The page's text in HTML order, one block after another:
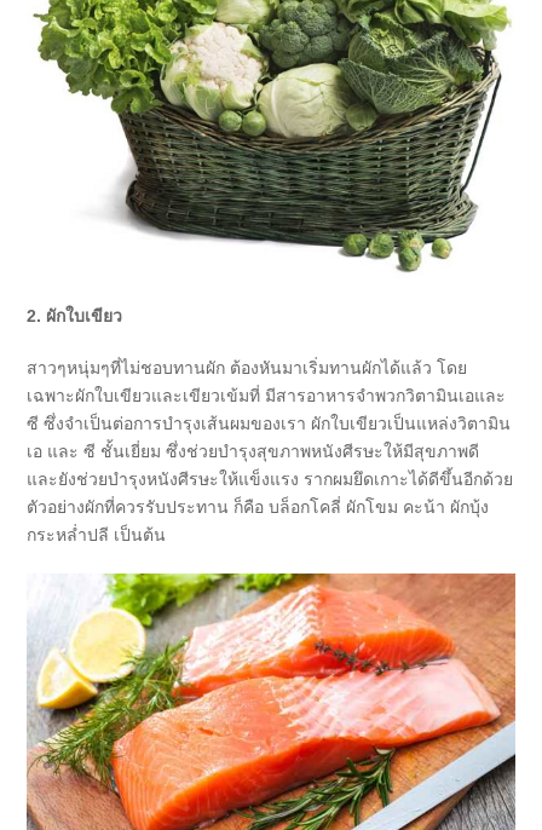
2. ผักใบเขียว
สาวๆหนุ่มๆที่ไม่ชอบทานผัก ต้องหันมาเริ่มทานผักได้แล้ว โดย
เฉพาะผักใบเขียวและเขียวเข้มที่ มีสารอาหารจำพวกวิตามินเอและ
ซี ซึ่งจำเป็นต่อการบำรุงเส้นผมของเรา ผักใบเขียวเป็นแหล่งวิตามิน
เอ และ ซี ชั้นเยี่ยม ซึ่งช่วยบำรุงสุขภาพหนังศีรษะให้มีสุขภาพดี
และยังช่วยบำรุงหนังศีรษะให้แข็งแรง รากผมยึดเกาะได้ดีขึ้นอีกด้วย
ตัวอย่างผักที่ควรรับประทาน ก็คือ บล็อกโคลี่ ผักโขม คะน้า ผักบุ้ง
กระหล่ำปลี เป็นต้น